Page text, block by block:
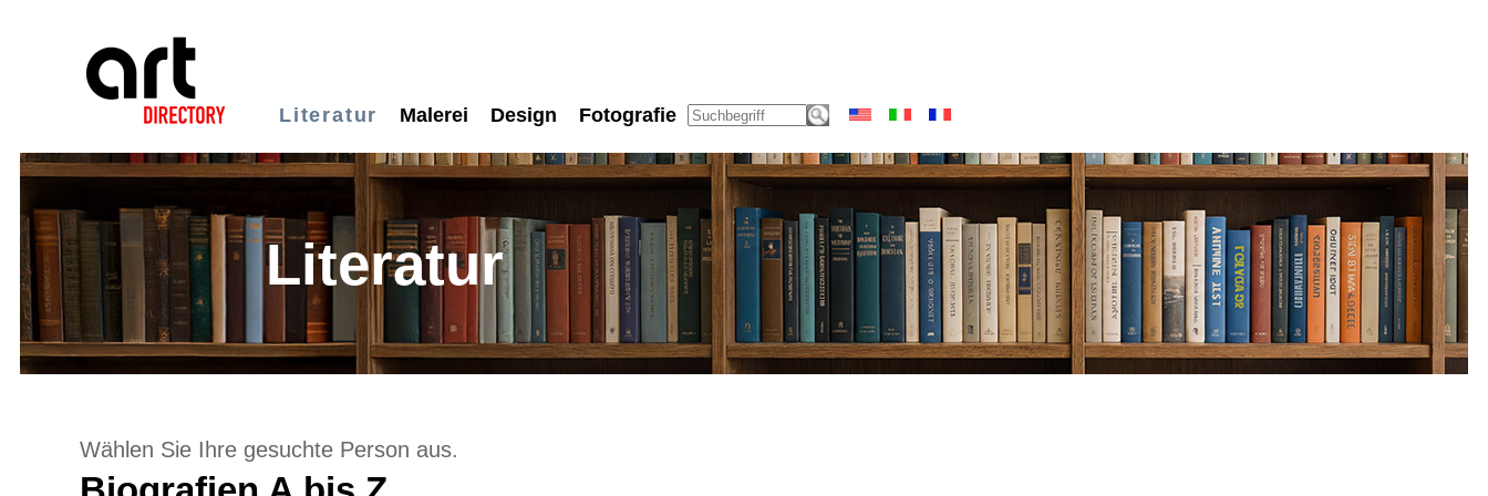
Literatur Malerei Design Fotografie
Literatur
Wählen Sie Ihre gesuchte Person aus.